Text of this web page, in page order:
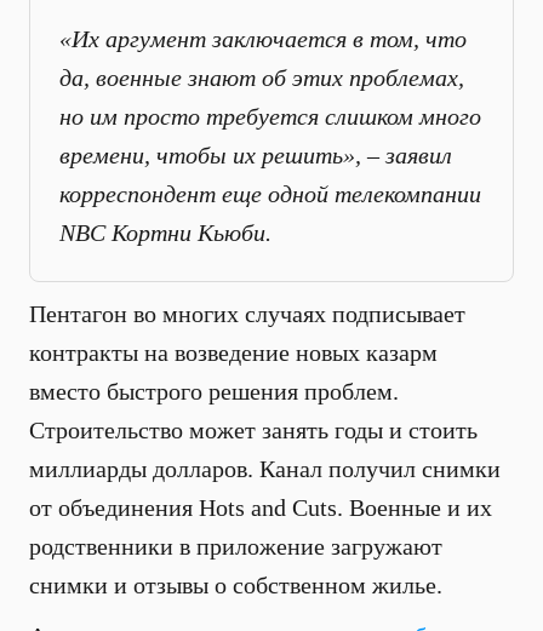
«Их аргумент заключается в том, что
да, военные знают об этих проблемах,
но им просто требуется слишком много
времени, чтобы их решить», – заявил
корреспондент еще одной телекомпании
NBC Кортни Кьюби.
Пентагон во многих случаях подписывает
контракты на возведение новых казарм
вместо быстрого решения проблем.
Строительство может занять годы и стоить
миллиарды долларов. Канал получил снимки
от объединения Hots and Cuts. Военные и их
родственники в приложение загружают
снимки и отзывы о собственном жилье.